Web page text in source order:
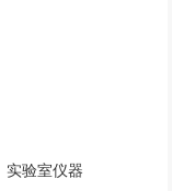
实验室仪器